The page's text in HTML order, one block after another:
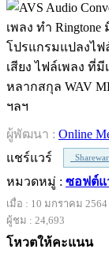
โปรแกรมแปลงไฟ
เสียง ไฟล์เพลง ที่
หลากสกุล WAV
ฯลฯ
ผู้พัฒนา : Online
แชร์แวร์
หมวดหมู่ : ซอฟต์แ
เมื่อ : 10 มกราคม 2564
ผู้ชม : 24,693
โหวตให้คะแนน